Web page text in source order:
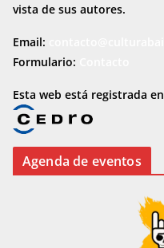
vista de sus autores.
Email:
Formulario:
Esta web está registrada en
Agenda de eventos